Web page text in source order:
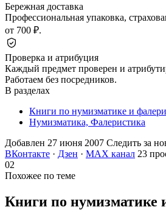
Бережная доставка
Профессиональная упаковка,
от 700 ₽.
Проверка и атрибуция
Каждый предмет проверен и
Работаем без посредников.
В разделах
Книги по нумизматике и
Нумизматика, Фалеристика
Добавлен 27 июня 2007 Следить за
ВКонтакте · Дзен · MAX канал 23
02
Похожее по теме
Книги по нумизматике